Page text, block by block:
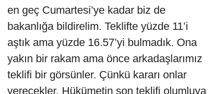
en geç Cumartesi’ye kadar biz de
bakanlığa bildirelim. Teklifte yüzde 11’i
aştık ama yüzde 16.57’yi bulmadık. Ona
yakın bir rakam ama önce arkadaşlarımız
teklifi bir görsünler. Çünkü kararı onlar
verecekler. Hükümetin son teklifi olumluya